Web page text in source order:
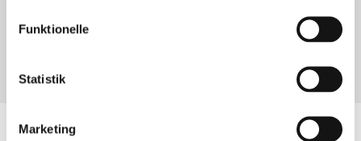
Funktionelle
Statistik
Marketing
Fra